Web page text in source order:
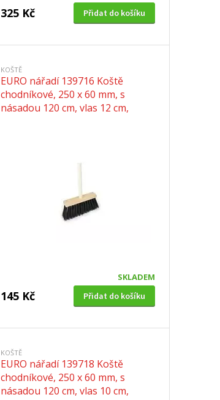
325 Kč Přidat do košíku
KOŠTĚ
EURO nářadí 139716 Koště
chodníkové, 250 x 60 mm, s
násadou 120 cm, vlas 12 cm,
SKLADEM
145 Kč Přidat do košíku
KOŠTĚ
EURO nářadí 139718 Koště
chodníkové, 250 x 60 mm, s
násadou 120 cm, vlas 10 cm,